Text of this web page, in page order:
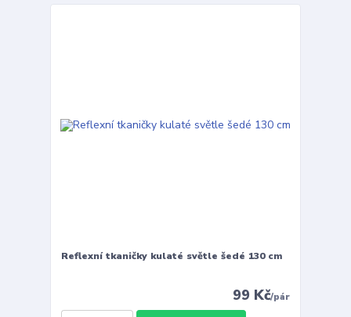
Reflexní tkaničky kulaté světle šedé 130 cm
99 Kč/pár